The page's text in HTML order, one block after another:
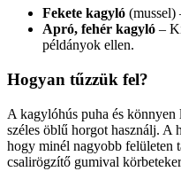
Fekete kagyló (mussel)
Apró, fehér kagyló –
példányok ellen.
Hogyan tűzzük fel?
A kagylóhús puha és
széles öblű horgot használj. A
hogy minél nagyobb felületen
csalirögzítő gumival